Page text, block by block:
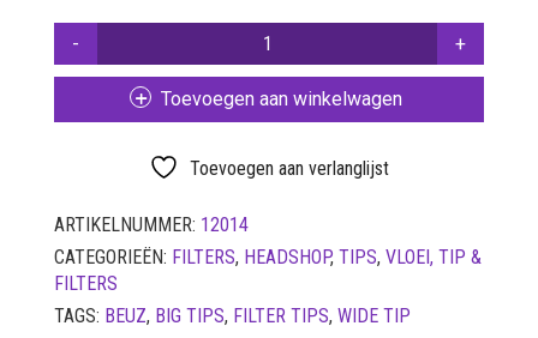
SETS
VETVRIJ PAPIER
WIDE
Toevoegen aan winkelwagen
Toevoegen aan verlanglijst
ARTIKELNUMMER: 12014
CATEGORIEËN: FILTERS, HEADSHOP, TIPS, VLOEI, TIP &
FILTERS
TAGS: BEUZ, BIG TIPS, FILTER TIPS, WIDE TIP